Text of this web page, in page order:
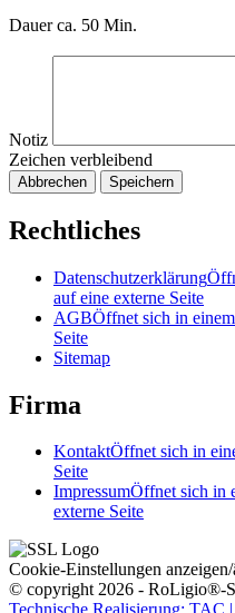
Dauer ca. 50 Min.
Notiz
Zeichen verbleibend
Abbrechen Speichern
Rechtliches
Datenschutzerklärung
auf eine externe Seite
AGBÖffnet sich in
Seite
Sitemap
Firma
KontaktÖffnet sich in
Seite
ImpressumÖffnet sich in
externe Seite
Cookie-Einstellungen
© copyright 2026 - RoLigio®-